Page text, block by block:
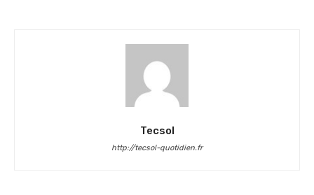
Tecsol
http://tecsol-quotidien.fr